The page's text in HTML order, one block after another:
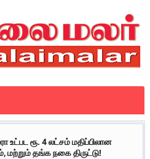
உட்பட ரூ. 4 லட்சம் மதிப்பிலான
தங்க நகை திருட்டு!